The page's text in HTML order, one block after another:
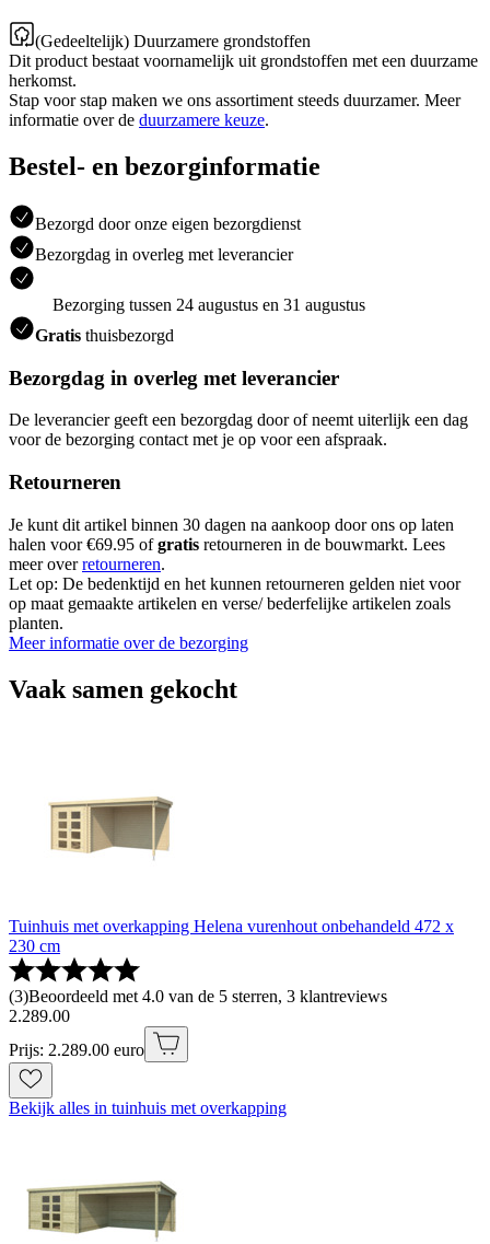
(Gedeeltelijk) Duurzamere grondstoffen
Dit product bestaat voornamelijk uit grondstoffen met een duurzame
herkomst.
Stap voor stap maken we ons assortiment steeds duurzamer. Meer
informatie over de duurzamere keuze.
Bestel- en bezorginformatie
Bezorgd door onze eigen bezorgdienst
Bezorgdag in overleg met leverancier
Bezorging tussen 24 augustus en 31 augustus
Gratis thuisbezorgd
Bezorgdag in overleg met leverancier
De leverancier geeft een bezorgdag door of neemt uiterlijk een dag
voor de bezorging contact met je op voor een afspraak.
Retourneren
Je kunt dit artikel binnen 30 dagen na aankoop door ons op laten
halen voor €69.95 ofgratis retourneren in de bouwmarkt. Lees
meer overretourneren.
Let op: De bedenktijd en het kunnen retourneren gelden niet voor
op maat gemaakte artikelen en verse/ bederfelijke artikelen zoals
planten.
Meer informatie over de bezorging
Vaak samen gekocht
Tuinhuis met overkapping Helena vurenhout onbehandeld 472 x
230 cm
(3)Beoordeeld met 4.0 van de 5 sterren, 3 klantreviews
2.289.00
Prijs: 2.289.00 euro
Bekijk alles in tuinhuis met overkapping